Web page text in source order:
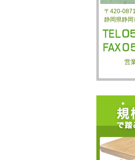
〒420-0871
静岡県静
営
休